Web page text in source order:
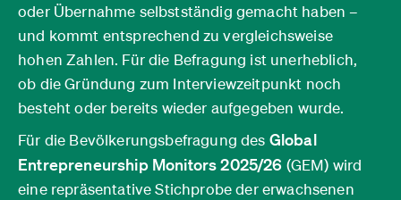
oder Übernahme selbstständig gemacht haben –
und kommt entsprechend zu vergleichsweise
hohen Zahlen. Für die Befragung ist unerheblich,
ob die Gründung zum Interview­zeitpunkt noch
besteht oder bereits wieder aufgegeben wurde.
Für die Bevölkerungsbefragung des Global
Entrepreneurship Monitors 2025/26 (GEM) wird
eine repräsentative Stichprobe der erwachsenen